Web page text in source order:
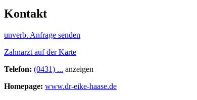
Kontakt
unverb. Anfrage senden
Zahnarzt auf der Karte
Telefon: (0431) ... anzeigen
Homepage: www.dr-eike-haase.de